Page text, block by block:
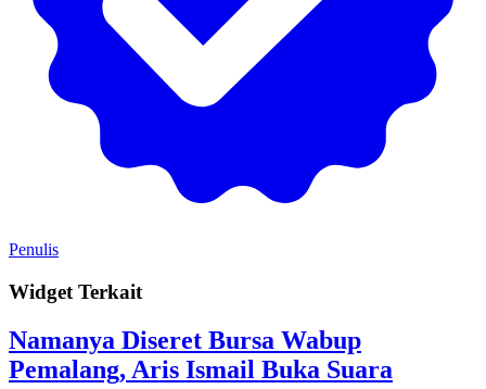
Penulis
Widget Terkait
Namanya Diseret Bursa Wabup
Pemalang, Aris Ismail Buka Suara